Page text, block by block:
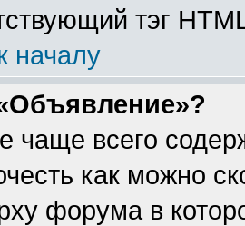
тэг
началу
чаще всего
как можно
форума в